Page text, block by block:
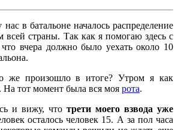
в батальоне началось распределение
всей страны. Так как я помогаю здесь с
вчера должно было уехать около 10
произошло в итоге? Утром я как
тот момент была вся моя рота.
и вижу, что трети моего взвода уже
осталось человек 15. А за пол часа